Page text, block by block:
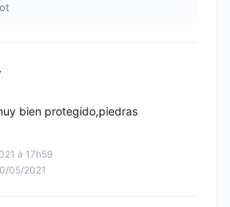
à 17h59
05/2021
bien protegido,piedras